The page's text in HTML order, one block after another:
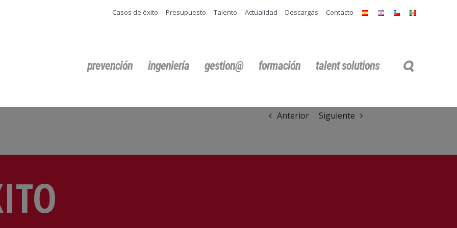
Casos de éxito Presupuesto Talento Actualidad Descargas Contacto
prevención ingeniería gestion@ formación talent solutions
Anterior Siguiente